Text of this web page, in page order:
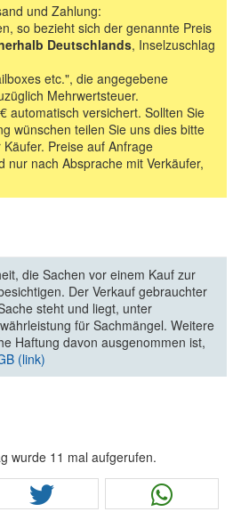
und Zahlung:
so bezieht sich der genannte Preis
Deutschlands, Inselzuschlag
etc.", die angegebene
Mehrwertsteuer.
automatisch versichert. Sollten Sie
wünschen teilen Sie uns dies bitte
Preise auf Anfrage
nur nach Absprache mit Verkäufer,
die Sachen vor einem Kauf zur
Der Verkauf gebrauchter
steht und liegt, unter
für Sachmängel. Weitere
Haftung davon ausgenommen ist,
(link)
wurde 11 mal aufgerufen.